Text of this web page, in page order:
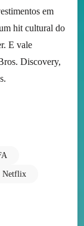
em
hit cultural do
E vale
Discovery,
Netflix